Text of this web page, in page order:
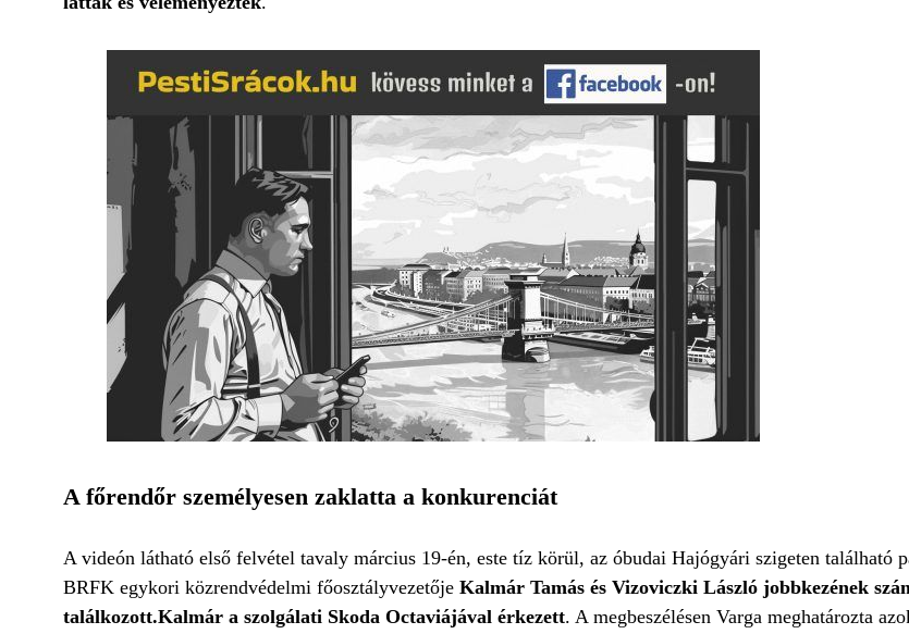
A főrendőr személyesen zaklatta a konkurenciát
A videón látható első felvétel tavaly március 19-én, este tíz körül, az óbudai Hajógyári szigeten található
BRFK egykori közrendvédelmi főosztályvezetője Kalmár Tamás és Vizoviczki László jobbkezének
találkozott.Kalmár a szolgálati Skoda Octaviájával érkezett. A megbeszélésen Varga meghatározta